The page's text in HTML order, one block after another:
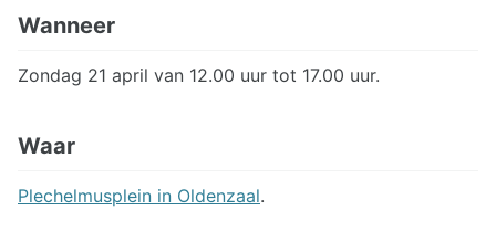
Wanneer
Zondag 21 april van 12.00 uur tot 17.00 uur.
Waar
Plechelmusplein in Oldenzaal.